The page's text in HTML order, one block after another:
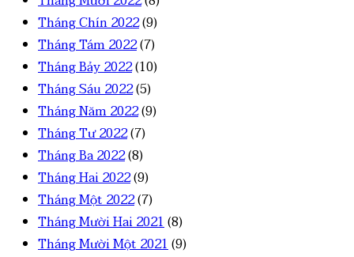
Tháng Chín 2022(9)
Tháng Tám 2022(7)
Tháng Bảy 2022(10)
Tháng Sáu 2022(5)
Tháng Năm 2022(9)
Tháng Tư 2022(7)
Tháng Ba 2022(8)
Tháng Hai 2022(9)
Tháng Một 2022(7)
Tháng Mười Hai 2021(8)
Tháng Mười Một 2021(9)